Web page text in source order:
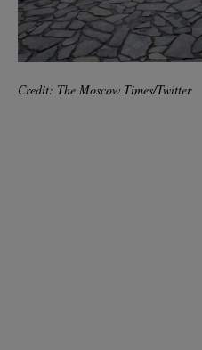
Credit: The Moscow Times/Twitter